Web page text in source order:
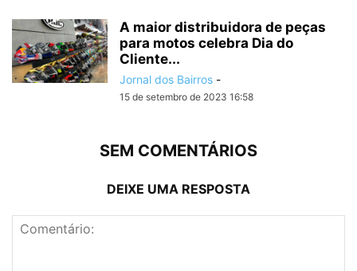
A maior distribuidora de peças
para motos celebra Dia do
Cliente...
Jornal dos Bairros -
15 de setembro de 2023 16:58
SEM COMENTÁRIOS
DEIXE UMA RESPOSTA